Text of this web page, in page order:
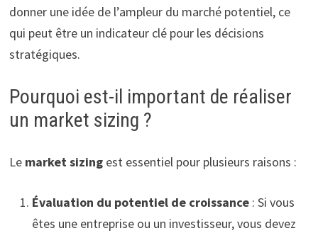
donner une idée de l’ampleur du marché potentiel, ce
qui peut être un indicateur clé pour les décisions
stratégiques.
Pourquoi est-il important de réaliser
un market sizing ?
Le market sizingest essentiel pour plusieurs raisons :
Évaluation du potentiel de croissance: Si vous
êtes une entreprise ou un investisseur, vous devez